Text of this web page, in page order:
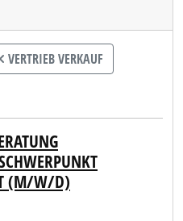
VERTRIEB VERKAUF
(M/W/D)